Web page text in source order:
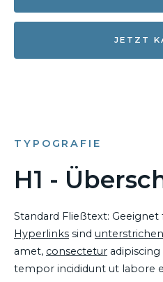
JETZT
TYPOGRAFIE
H1 -
Standard Fließtext:
Hyperlinks sind unterstrichen
amet, consectetur
tempor incididunt ut labore